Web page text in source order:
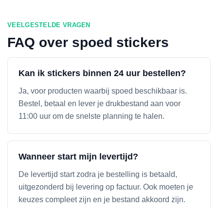
VEELGESTELDE VRAGEN
FAQ over spoed stickers
Kan ik stickers binnen 24 uur bestellen?
Ja, voor producten waarbij spoed beschikbaar is.
Bestel, betaal en lever je drukbestand aan voor
11:00 uur om de snelste planning te halen.
Wanneer start mijn levertijd?
De levertijd start zodra je bestelling is betaald,
uitgezonderd bij levering op factuur. Ook moeten je
keuzes compleet zijn en je bestand akkoord zijn.